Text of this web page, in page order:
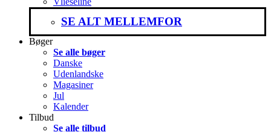
SE ALT MELLEMFOR
Bøger
Se alle bøger
Danske
Udenlandske
Magasiner
Jul
Kalender
Tilbud
Se alle tilbud